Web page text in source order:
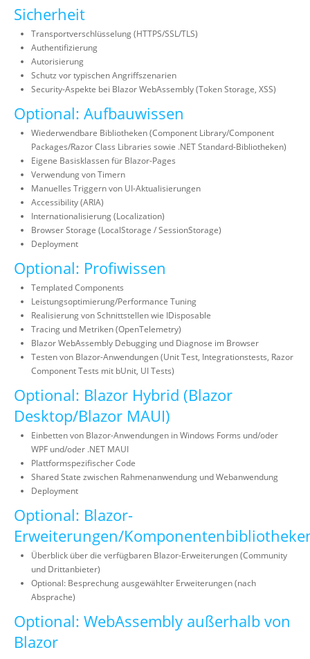
Sicherheit
Transportverschlüsselung (HTTPS/SSL/TLS)
Authentifizierung
Autorisierung
Schutz vor typischen Angriffszenarien
Security-Aspekte bei Blazor WebAssembly (Token Storage, XSS)
Optional: Aufbauwissen
Wiederwendbare Bibliotheken (Component Library/Component
Packages/Razor Class Libraries sowie .NET Standard-Bibliotheken)
Eigene Basisklassen für Blazor-Pages
Verwendung von Timern
Manuelles Triggern von UI-Aktualisierungen
Accessibility (ARIA)
Internationalisierung (Localization)
Browser Storage (LocalStorage / SessionStorage)
Deployment
Optional: Profiwissen
Templated Components
Leistungsoptimierung/Performance Tuning
Realisierung von Schnittstellen wie IDisposable
Tracing und Metriken (OpenTelemetry)
Blazor WebAssembly Debugging und Diagnose im Browser
Testen von Blazor-Anwendungen (Unit Test, Integrationstests, Razor
Component Tests mit bUnit, UI Tests)
Optional: Blazor Hybrid (Blazor
Desktop/Blazor MAUI)
Einbetten von Blazor-Anwendungen in Windows Forms und/oder
WPF und/oder .NET MAUI
Plattformspezifischer Code
Shared State zwischen Rahmenanwendung und Webanwendung
Deployment
Optional: Blazor-
Erweiterungen/
Überblick über die verfügbaren Blazor-Erweiterungen (Community
und Drittanbieter)
Optional: Besprechung ausgewählter Erweiterungen (nach
Absprache)
Optional: WebAssembly außerhalb von
Blazor